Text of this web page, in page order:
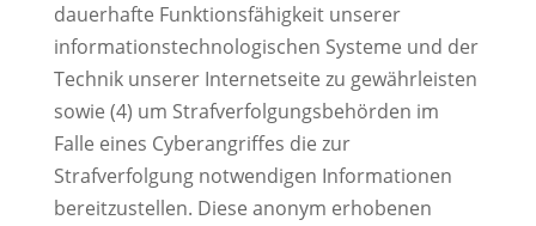
dauerhafte Funktionsfähigkeit unserer
informationstechnologischen Systeme und der
Technik unserer Internetseite zu gewährleisten
sowie (4) um Strafverfolgungsbehörden im
Falle eines Cyberangriffes die zur
Strafverfolgung notwendigen Informationen
bereitzustellen. Diese anonym erhobenen